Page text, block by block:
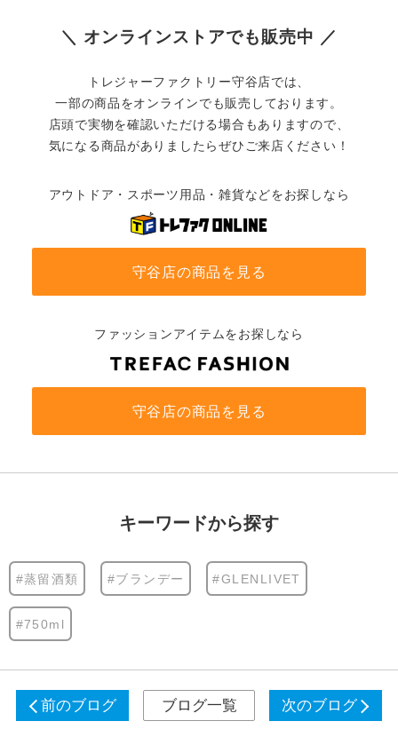
＼ オンラインストアでも販売中 ／
トレジャーファクトリー守谷店では、
一部の商品をオンラインでも販売しております。
店頭で実物を確認いただける場合もありますので、
気になる商品がありましたらぜひご来店ください！
アウトドア・スポーツ用品・雑貨などをお探しなら
守谷店の商品を見る
ファッションアイテムをお探しなら
守谷店の商品を見る
キーワードから探す
#蒸留酒類 #ブランデー #GLENLIVET
#750ml
前のブログ ブログ一覧 次のブログ